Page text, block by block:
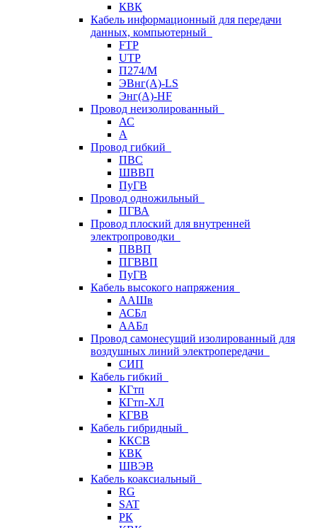
КВК
Кабель информационный для передачи
данных, компьютерный
FTP
UTP
П274/М
ЭВнг(А)-LS
Энг(А)-HF
Провод неизолированный
АС
А
Провод гибкий
ПВС
ШВВП
ПуГВ
Провод одножильный
ПГВА
Провод плоский для внутренней
электропроводки
ПВВП
ПГВВП
ПуГВ
Кабель высокого напряжения
ААШв
АСБл
ААБл
Провод самонесущий изолированный для
воздушных линий электропередачи
СИП
Кабель гибкий
КГтп
КГтп-ХЛ
КГВВ
Кабель гибридный
ККСВ
КВК
ШВЭВ
Кабель коаксиальный
RG
SAT
РК